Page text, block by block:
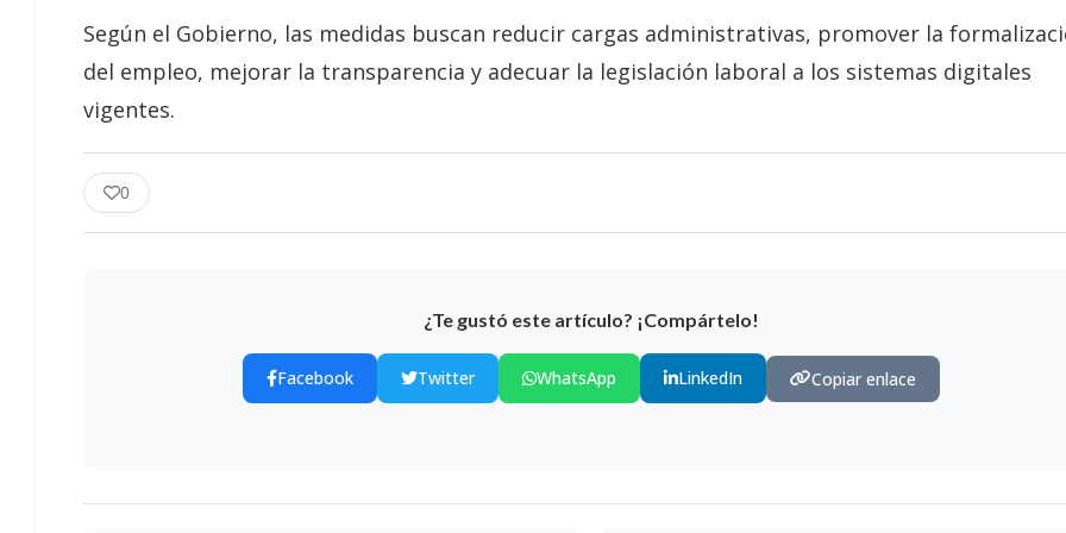
Según el Gobierno, las medidas buscan reducir cargas administrativas, promover la
del empleo, mejorar la transparencia y adecuar la legislación laboral a los sistemas digitales
vigentes.
0
¿Te gustó este artículo? ¡Compártelo!
Facebook Twitter WhatsApp LinkedIn Copiar enlace